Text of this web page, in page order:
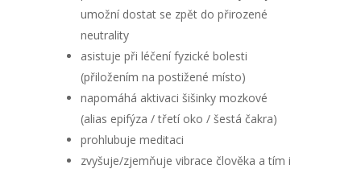
umožní dostat se zpět do přirozené
neutrality
asistuje při léčení fyzické bolesti
(přiložením na postižené místo)
napomáhá aktivaci šišinky mozkové
(alias epifýza / třetí oko / šestá čakra)
prohlubuje meditaci
zvyšuje/zjemňuje vibrace člověka a tím i